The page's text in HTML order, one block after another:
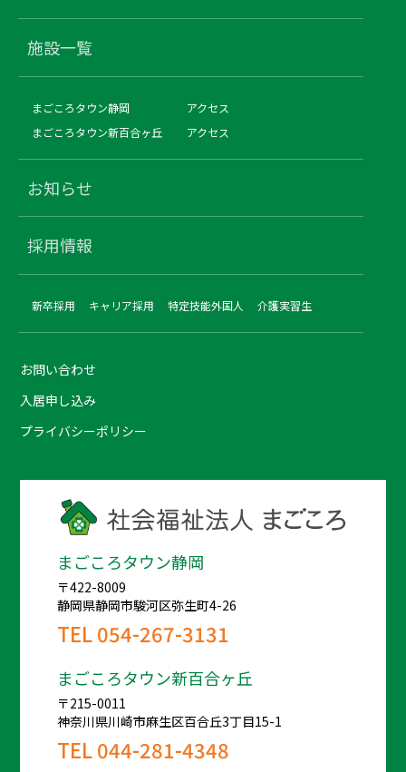
施設一覧
まごころタウン静岡
アクセス
まごころタウン新百合ヶ丘
アクセス
お知らせ
採用情報
新卒採用 キャリア採用 特定技能外国人 介護実習生
お問い合わせ
入居申し込み
プライバシーポリシー
まごころタウン静岡
〒422-8009
静岡県静岡市駿河区弥生町4-26
TEL054-267-3131
まごころタウン新百合ヶ丘
〒215-0011
神奈川県川崎市麻生区百合丘3丁目15-1
TEL044-281-4348